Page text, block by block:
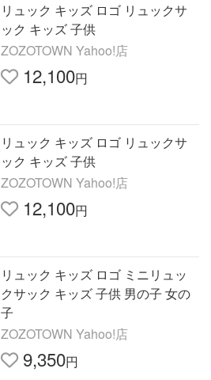
リュック キッズ ロゴ リュックサ
ック キッズ 子供
ZOZOTOWN Yahoo!店
12,100円
リュック キッズ ロゴ リュックサ
ック キッズ 子供
ZOZOTOWN Yahoo!店
12,100円
リュック キッズ ロゴ ミニリュッ
クサック キッズ 子供 男の子 女の
子
ZOZOTOWN Yahoo!店
9,350円